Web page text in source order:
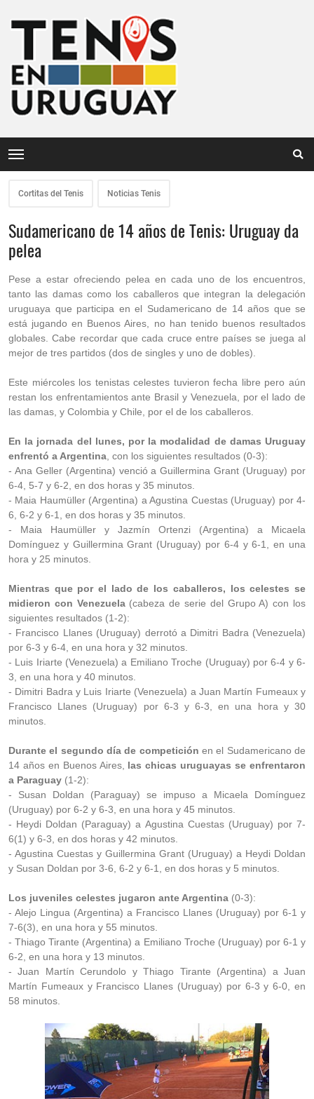
Cortitas del Tenis Noticias Tenis
Sudamericano de 14 años de Tenis: Uruguay da
pelea
Pese a estar ofreciendo pelea en cada uno de los encuentros,
tanto las damas como los caballeros que integran la delegación
uruguaya que participa en el Sudamericano de 14 años que se
está jugando en Buenos Aires, no han tenido buenos resultados
globales. Cabe recordar que cada cruce entre países se juega al
mejor de tres partidos (dos de singles y uno de dobles).
Este miércoles los tenistas celestes tuvieron fecha libre pero aún
restan los enfrentamientos ante Brasil y Venezuela, por el lado de
las damas, y Colombia y Chile, por el de los caballeros.
En la jornada del lunes, por la modalidad de damas Uruguay
enfrentó a Argentina , con los siguientes resultados (0-3):
- Ana Geller (Argentina) venció a Guillermina Grant (Uruguay) por
6-4, 5-7 y 6-2, en dos horas y 35 minutos.
- Maia Haumüller (Argentina) a Agustina Cuestas (Uruguay) por 4-
6, 6-2 y 6-1, en dos horas y 35 minutos.
- Maia Haumüller y Jazmín Ortenzi (Argentina) a Micaela
Domínguez y Guillermina Grant (Uruguay) por 6-4 y 6-1, en una
hora y 25 minutos.
Mientras que por el lado de los caballeros, los celestes se
midieron con Venezuela(cabeza de serie del Grupo A) con los
siguientes resultados (1-2):
- Francisco Llanes (Uruguay) derrotó a Dimitri Badra (Venezuela)
por 6-3 y 6-4, en una hora y 32 minutos.
- Luis Iriarte (Venezuela) a Emiliano Troche (Uruguay) por 6-4 y 6-
3, en una hora y 40 minutos.
- Dimitri Badra y Luis Iriarte (Venezuela) a Juan Martín Fumeaux y
Francisco Llanes (Uruguay) por 6-3 y 6-3, en una hora y 30
minutos.
Durante el segundo día de competición en el Sudamericano de
14 años en Buenos Aires, las chicas uruguayas se enfrentaron
a Paraguay (1-2):
- Susan Doldan (Paraguay) se impuso a Micaela Domínguez
(Uruguay) por 6-2 y 6-3, en una hora y 45 minutos.
- Heydi Doldan (Paraguay) a Agustina Cuestas (Uruguay) por 7-
6(1) y 6-3, en dos horas y 42 minutos.
- Agustina Cuestas y Guillermina Grant (Uruguay) a Heydi Doldan
y Susan Doldan por 3-6, 6-2 y 6-1, en dos horas y 5 minutos.
Los juveniles celestes jugaron ante Argentina (0-3):
- Alejo Lingua (Argentina) a Francisco Llanes (Uruguay) por 6-1 y
7-6(3), en una hora y 55 minutos.
- Thiago Tirante (Argentina) a Emiliano Troche (Uruguay) por 6-1 y
6-2, en una hora y 13 minutos.
- Juan Martín Cerundolo y Thiago Tirante (Argentina) a Juan
Martín Fumeaux y Francisco Llanes (Uruguay) por 6-3 y 6-0, en
58 minutos.